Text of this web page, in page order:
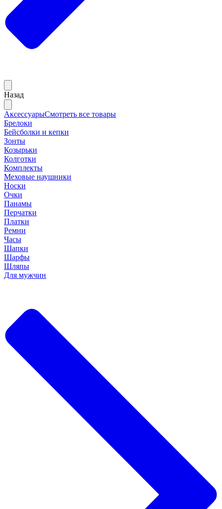
Назад
АксессуарыСмотреть все товары
Брелоки
Бейсболки и кепки
Зонты
Козырьки
Колготки
Комплекты
Меховые наушники
Носки
Очки
Панамы
Перчатки
Платки
Ремни
Часы
Шапки
Шарфы
Шляпы
Для мужчин